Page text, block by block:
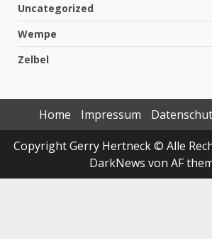
Uncategorized
Wempe
Zelbel
Home Impressum
Copyright Gerry Hertneck © Alle
DarkNews von AF